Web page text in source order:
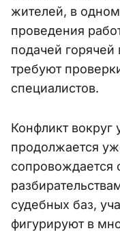
жителей, в
проведения
подачей горячей
требуют
специалистов.
Конфликт
продолжается
сопровождается
судебных баз,
фигурируют в